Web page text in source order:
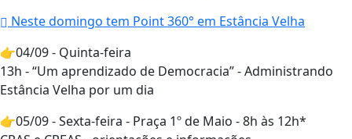
Neste domingo tem Point 360° em Estância Velha
👉04/09 - Quinta-feira
13h - “Um aprendizado de Democracia” - Administrando
Estância Velha por um dia
👉05/09 - Sexta-feira - Praça 1º de Maio - 8h às 12h*